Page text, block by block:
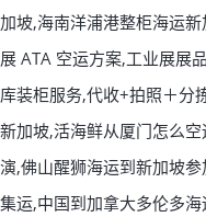
坡,海南洋浦港整柜海运
ATA 空运方案,工业展展
装柜服务,代收+拍照＋分
加坡,活海鲜从厦门怎么空
,佛山醒狮海运到新加坡
运,中国到加拿大多伦多